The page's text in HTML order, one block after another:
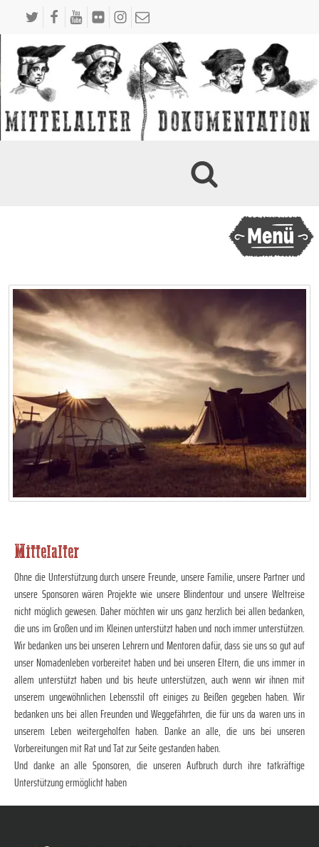
Mittelalter
Ohne die Unterstützung durch unsere Freunde, unsere Familie, unsere Partner und
unsere Sponsoren wären Projekte wie unsere Blindentour und unsere Weltreise
nicht möglich gewesen. Daher möchten wir uns ganz herzlich bei allen bedanken,
die uns im Großen und im Kleinen unterstützt haben und noch immer unterstützen.
Wir bedanken uns bei unseren Lehrern und Mentoren dafür, dass sie uns so gut auf
unser Nomadenleben vorbereitet haben und bei unseren Eltern, die uns immer in
allem unterstützt haben und bis heute unterstützen, auch wenn wir ihnen mit
unserem ungewöhnlichen Lebensstil oft einiges zu Beißen gegeben haben. Wir
bedanken uns bei allen Freunden und Weggefährten, die für uns da waren uns in
unserem Leben weitergeholfen haben. Danke an alle, die uns bei unseren
Vorbereitungen mit Rat und Tat zur Seite gestanden haben.
Und danke an alle Sponsoren, die unseren Aufbruch durch ihre tatkräftige
Unterstützung ermöglicht haben